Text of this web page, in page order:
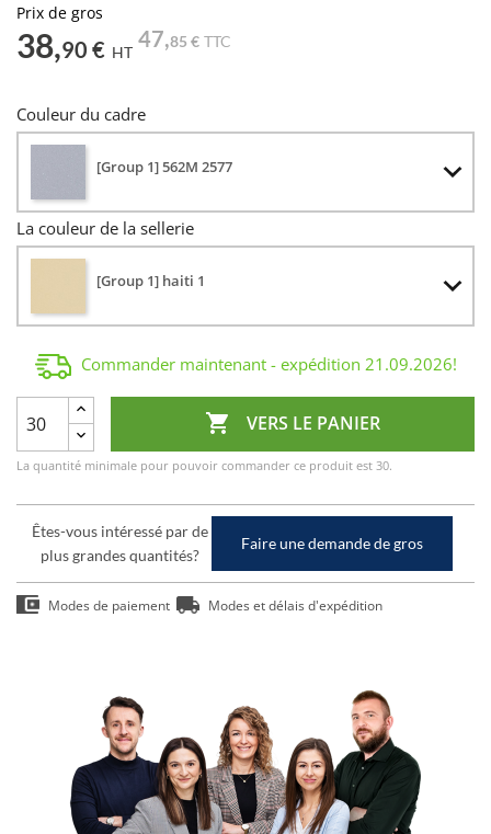
Prix de gros
38,90 € HT
47,85 € TTC
Couleur du cadre
[Group 1] 562M 2577
La couleur de la sellerie
[Group 1] haiti 1
Commander maintenant - expédition 21.09.2026!
 VERS LE PANIER
La quantité minimale pour pouvoir commander ce produit est 30.
Êtes-vous intéressé par de
plus grandes quantités?
Faire une demande de gros
Modes de paiement Modes et délais d'expédition